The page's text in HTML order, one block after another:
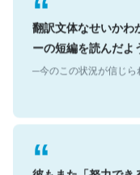
翻訳文体なせいかわ
ーの短編を読んだよ
─今のこの状況が信じ
彼もまた「努力でき